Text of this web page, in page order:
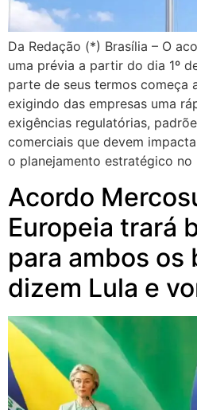
Da Redação (*) Brasília – O
uma prévia a partir do dia 1º
parte de seus termos começa
exigindo das empresas uma
exigências regulatórias,
comerciais que devem
o planejamento estratégico
Acordo
Europeia trará
para ambos os
dizem Lula e